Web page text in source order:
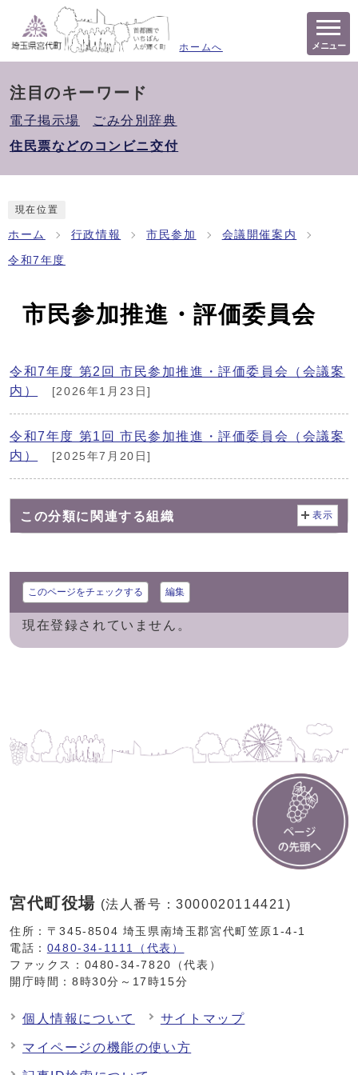
ホームへ メニュー
注目のキーワード
電子掲示場
ごみ分別辞典
住民票などのコンビニ交付
現在位置
ホーム 行政情報 市民参加 会議開催案内
令和7年度
市民参加推進・評価委員会
令和7年度 第2回 市民参加推進・評価委員会（会議案
内）
[2026年1月23日]
令和7年度 第1回 市民参加推進・評価委員会（会議案
内）
[2025年7月20日]
この分類に関連する組織 表示
このページをチェックする 編集
現在登録されていません。
宮代町役場 (法人番号：3000020114421)
住所：〒345-8504 埼玉県南埼玉郡宮代町笠原1-4-1
電話： 0480-34-1111（代表）
ファックス：0480-34-7820（代表）
開庁時間：8時30分～17時15分
個人情報について サイトマップ
マイページの機能の使い方